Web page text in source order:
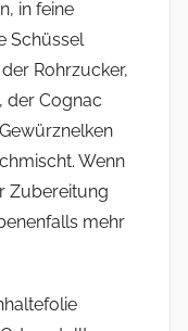
in feine
Schüssel
Rohrzucker,
der Cognac
Wenn
Zubereitung
mehr